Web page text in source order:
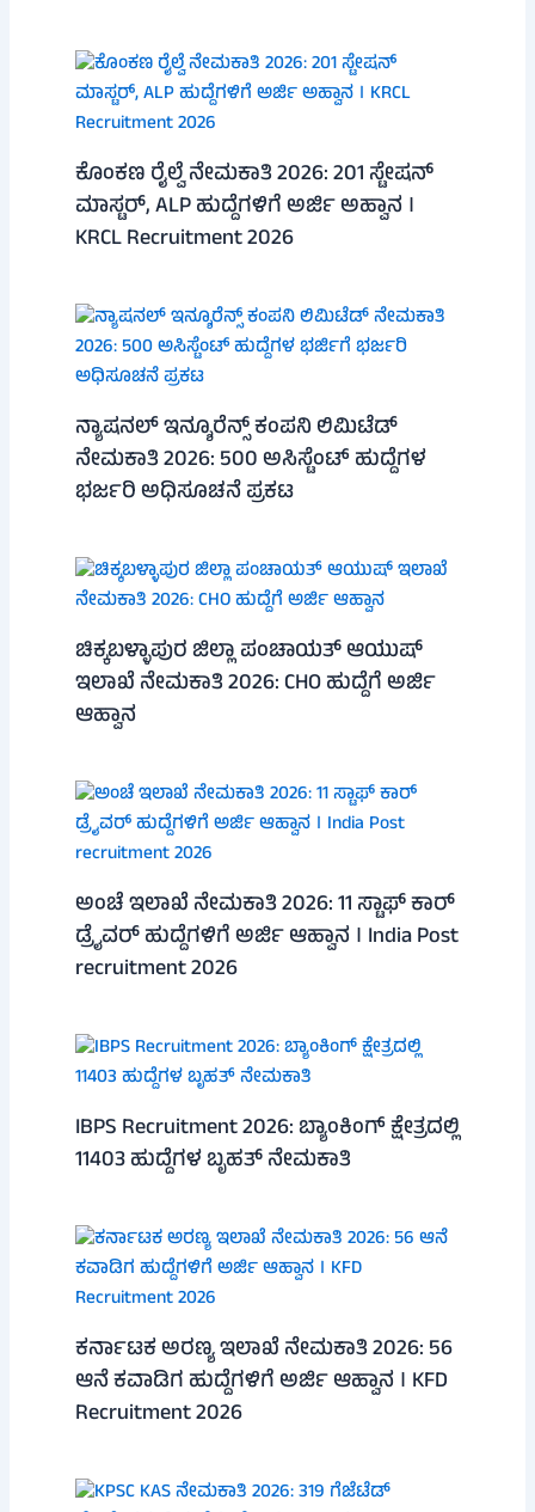
ಕೊಂಕಣ ರೈಲ್ವೆ ನೇಮಕಾತಿ 2026: 201 ಸ್ಟೇಷನ್
ಮಾಸ್ಟರ್, ALP ಹುದ್ದೆಗಳಿಗೆ ಅರ್ಜಿ ಅಹ್ವಾನ ।
KRCL Recruitment 2026
ನ್ಯಾಷನಲ್ ಇನ್ಶೂರೆನ್ಸ್ ಕಂಪನಿ ಲಿಮಿಟೆಡ್
ನೇಮಕಾತಿ 2026: 500 ಅಸಿಸ್ಟೆಂಟ್ ಹುದ್ದೆಗಳ
ಭರ್ಜರಿ ಅಧಿಸೂಚನೆ ಪ್ರಕಟ
ಚಿಕ್ಕಬಳ್ಳಾಪುರ ಜಿಲ್ಲಾ ಪಂಚಾಯತ್ ಆಯುಷ್
ಇಲಾಖೆ ನೇಮಕಾತಿ 2026: CHO ಹುದ್ದೆಗೆ ಅರ್ಜಿ
ಆಹ್ವಾನ
ಅಂಚೆ ಇಲಾಖೆ ನೇಮಕಾತಿ 2026: 11 ಸ್ಟಾಫ್ ಕಾರ್
ಡ್ರೈವರ್ ಹುದ್ದೆಗಳಿಗೆ ಅರ್ಜಿ ಆಹ್ವಾನ । India Post
recruitment 2026
IBPS Recruitment 2026: ಬ್ಯಾಂಕಿಂಗ್ ಕ್ಷೇತ್ರದಲ್ಲಿ
11403 ಹುದ್ದೆಗಳ ಬೃಹತ್ ನೇಮಕಾತಿ
ಕರ್ನಾಟಕ ಅರಣ್ಯ ಇಲಾಖೆ ನೇಮಕಾತಿ 2026: 56
ಆನೆ ಕವಾಡಿಗ ಹುದ್ದೆಗಳಿಗೆ ಅರ್ಜಿ ಆಹ್ವಾನ । KFD
Recruitment 2026